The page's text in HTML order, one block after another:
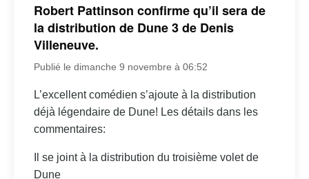
Robert Pattinson confirme qu’il sera de
la distribution de Dune 3 de Denis
Villeneuve.
Publié le dimanche 9 novembre à 06:52
L’excellent comédien s’ajoute à la distribution
déjà légendaire de Dune! Les détails dans les
commentaires:
Il se joint à la distribution du troisième volet de
Dune